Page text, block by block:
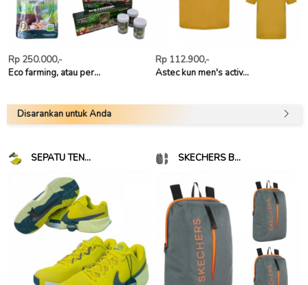
Rp 250.000,-
Eco farming, atau per...
Rp 112.900,-
Astec kun men's activ...
Disarankan untuk Anda
SEPATU TEN... SKECHERS B...